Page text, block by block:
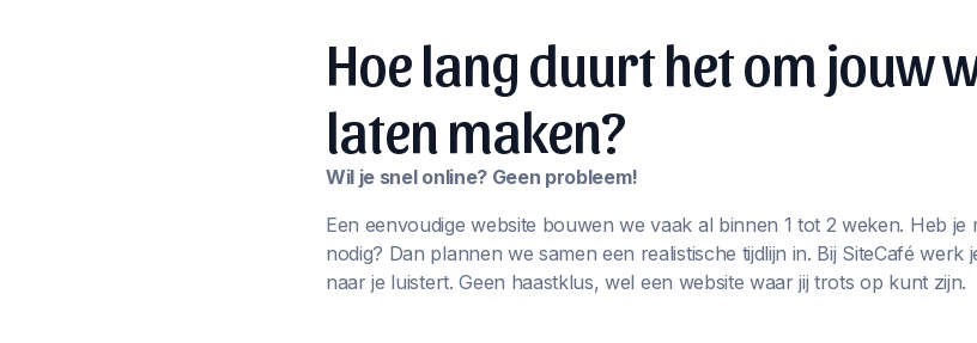
Hoe lang duurt het om jouw
laten maken?
Wil je snel online? Geen probleem!
Een eenvoudige website bouwen we vaak al binnen 1 tot 2 weken. Heb
nodig? Dan plannen we samen een realistische tijdlijn in. Bij SiteCafé werk
naar je luistert. Geen haastklus, wel een website waar jij trots op kunt zijn.